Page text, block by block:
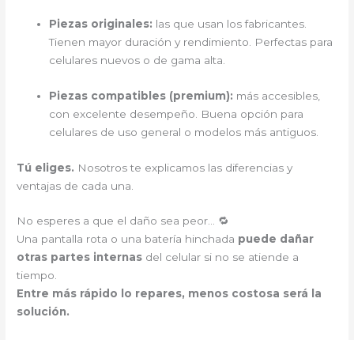
Piezas originales: las que usan los fabricantes.
Tienen mayor duración y rendimiento. Perfectas para
celulares nuevos o de gama alta.
Piezas compatibles (premium): más accesibles,
con excelente desempeño. Buena opción para
celulares de uso general o modelos más antiguos.
Tú eliges. Nosotros te explicamos las diferencias y
ventajas de cada una.
No esperes a que el daño sea peor… 🔁
Una pantalla rota o una batería hinchada puede dañar
otras partes internas del celular si no se atiende a
tiempo.
Entre más rápido lo repares, menos costosa será la
solución.